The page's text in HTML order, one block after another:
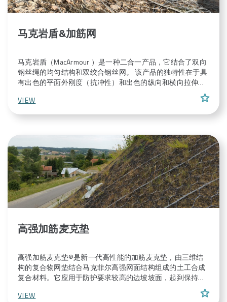
马克岩盾&加筋网
马克岩盾（MacArmour ）是一种二合一产品，它结合了双向
钢丝绳的均匀结构和双绞合钢丝网。 该产品的独特性在于具
有出色的平面外刚度（抗冲性）和出色的纵向和横向拉伸强
VIEW star
高强加筋麦克垫
高强加筋麦克垫®是新一代高性能的加筋麦克垫，由三维结
构的复合物网垫结合马克菲尔高强网面结构组成的土工合成
复合材料。它应用于防护要求较高的边坡坡面，起到保持坡
VIEW star